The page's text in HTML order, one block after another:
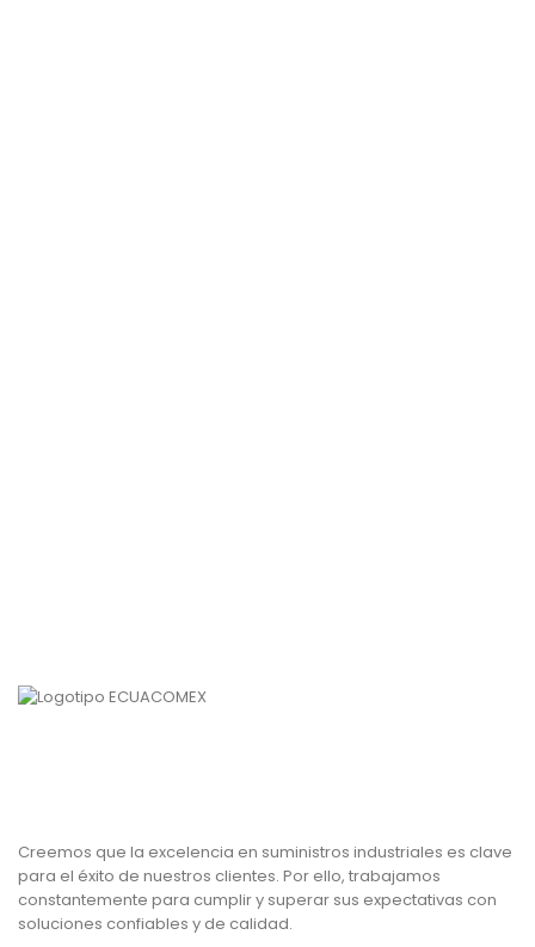
Creemos que la excelencia en suministros industriales es clave
para el éxito de nuestros clientes. Por ello, trabajamos
constantemente para cumplir y superar sus expectativas con
soluciones confiables y de calidad.